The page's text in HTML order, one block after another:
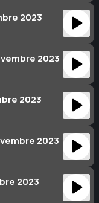
2023
2023
2023
2023
2023